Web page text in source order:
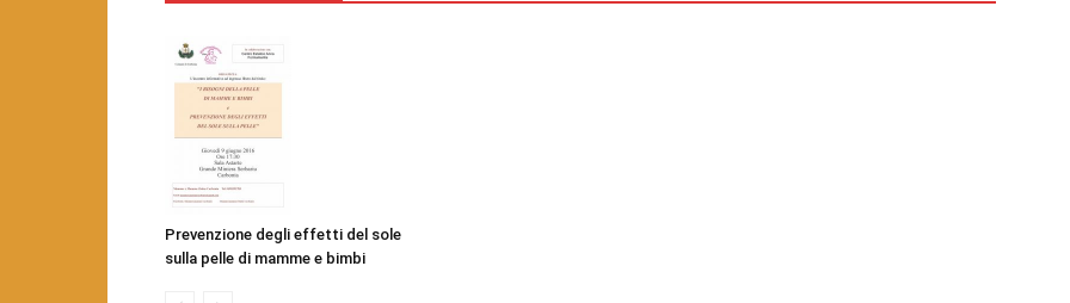
Prevenzione degli effetti del sole
sulla pelle di mamme e bimbi